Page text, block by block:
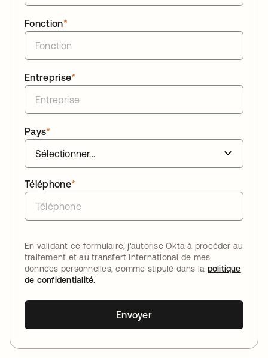
*
Fonction
*
Entreprise
*
Pays
*
Téléphone
En validant ce formulaire, j'autorise Okta à procéder au
traitement et au transfert international de mes
données personnelles, comme stipulé dans la politique
de confidentialité.
Envoyer